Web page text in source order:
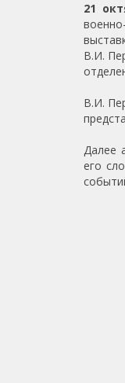
21
В.И.
В.И.
Далее
его